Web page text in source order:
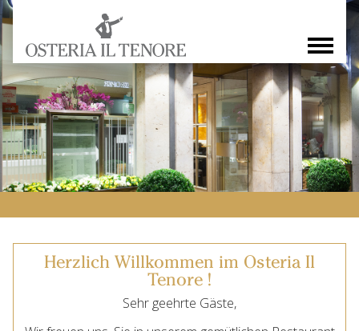
Herzlich Willkommen im Osteria Il
Tenore !
Sehr geehrte Gäste,